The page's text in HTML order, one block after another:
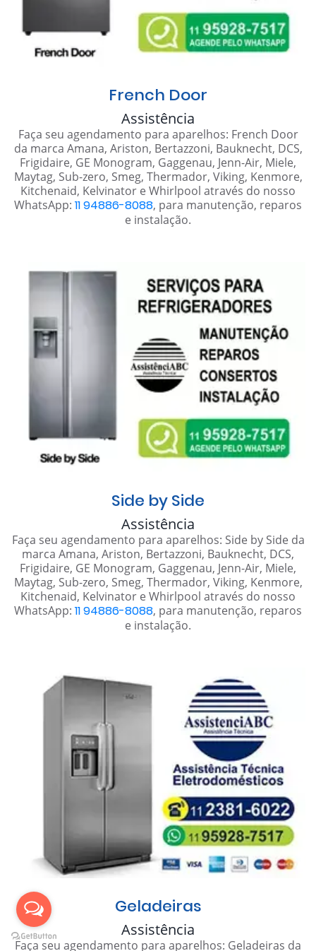
French Door
Assistência
Faça seu agendamento para aparelhos: French Door
da marca Amana, Ariston, Bertazzoni, Bauknecht, DCS,
Frigidaire, GE Monogram, Gaggenau, Jenn-Air, Miele,
Maytag, Sub-zero, Smeg, Thermador, Viking, Kenmore,
Kitchenaid, Kelvinator e Whirlpool através do nosso
WhatsApp: 11 94886-8088, para manutenção, reparos
e instalação.
Side by Side
Assistência
Faça seu agendamento para aparelhos: Side by Side da
marca Amana, Ariston, Bertazzoni, Bauknecht, DCS,
Frigidaire, GE Monogram, Gaggenau, Jenn-Air, Miele,
Maytag, Sub-zero, Smeg, Thermador, Viking, Kenmore,
Kitchenaid, Kelvinator e Whirlpool através do nosso
WhatsApp: 11 94886-8088, para manutenção, reparos
e instalação.
Geladeiras
Assistência
Faça seu agendamento para aparelhos: Geladeiras da